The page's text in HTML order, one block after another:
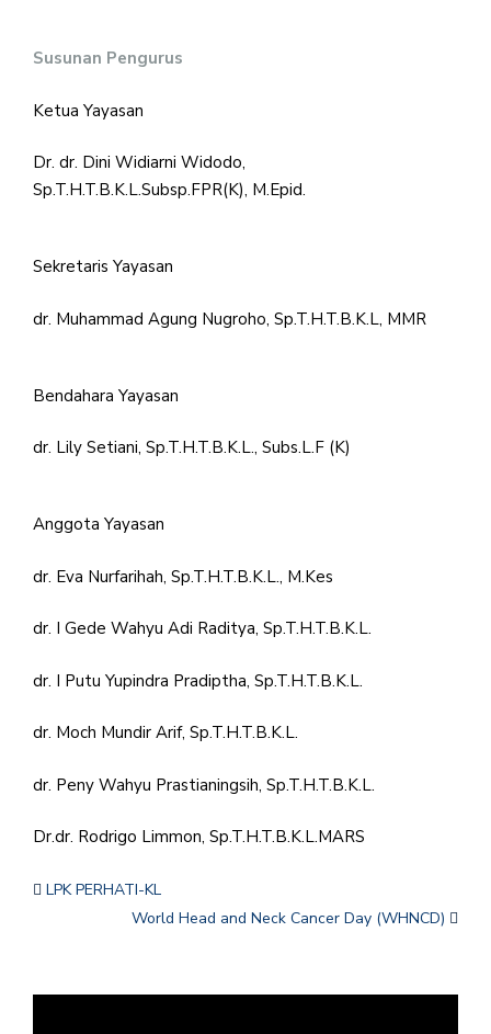
Susunan Pengurus
Ketua Yayasan
Dr. dr. Dini Widiarni Widodo,
Sp.T.H.T.B.K.L.Subsp.FPR(K), M.Epid.
Sekretaris Yayasan
dr. Muhammad Agung Nugroho, Sp.T.H.T.B.K.L, MMR
Bendahara Yayasan
dr. Lily Setiani, Sp.T.H.T.B.K.L., Subs.L.F (K)
Anggota Yayasan
dr. Eva Nurfarihah, Sp.T.H.T.B.K.L., M.Kes
dr. I Gede Wahyu Adi Raditya, Sp.T.H.T.B.K.L.
dr. I Putu Yupindra Pradiptha, Sp.T.H.T.B.K.L.
dr. Moch Mundir Arif, Sp.T.H.T.B.K.L.
dr. Peny Wahyu Prastianingsih, Sp.T.H.T.B.K.L.
Dr.dr. Rodrigo Limmon, Sp.T.H.T.B.K.L.MARS
LPK PERHATI-KL
World Head and Neck Cancer Day (WHNCD)